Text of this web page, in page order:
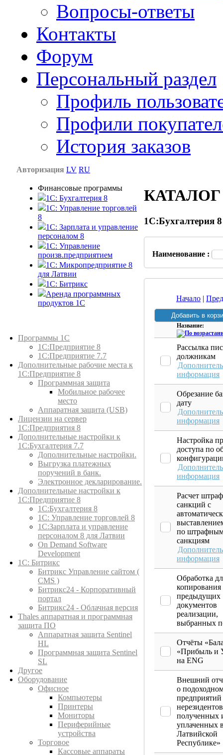
Вопросы-ответы
Контакты
Форум
Персональный раздел
Профиль
Профили
История заказов
Авторизация LV RU
Финансовые программы
1С: Бухгалтерия 8
1C: Управление торговлей
8
1C: Зарплата и управление
персоналом 8
1C: Управление
произв.предприятием
1С: Микропредприятие 8
для Латвии
1C: Битрикс
Аренда программных
продуктов 1С
Программы 1С
1С:Предприятие 8
1С:Предприятие 7.7
Дополнительные рабочие места к
1С:Предприятие 8
Программная защита
Мобильное рабочее
место
Аппаратная защита (USB)
Лицензии на сервер
1С:Предприятия 8
Дополнительные настройки к
1С:Бухгалтерия 7.7
Дополнительные настройки.
Выгрузка платежных
поручений в банк.
Электронное декларирование.
Дополнительные настройки к
1С:Предприятие 8
1С:Бухгалтерия 8
1C: Управление торговлей 8
1С:Зарплата и управление
персоналом 8 для Латвии
On Demand Software
Development
1С: Битрикс
Битрикс Управление сайтом (
CMS )
Битрикс24 - Корпоративный
портал
Битрикс24 - Облачная версия
Thales аппаратная и программная
защита ПО
Аппаратная защита Sentinel
HL
Программная защита Sentinel
SL
Другое
Оборудование
Офисное
Компьютеры
Принтеры
Мониторы
Периферийные
устройства
Торговое
Кассовые аппараты
КАТАЛОГ
1С:Бухгалтерия 8
Наименование :
Начало |
Название:
Рассылка
должникам
информация
Обрезание
дату
информация
Настройка
доступа по
информация
Расчет
санкций с
по
санкциям
информация
Обработка
копирования
предыдущих
документов
реализации,
выбранных
Отчёты
«Прибыль и
на ENG
Внешний
о
предприятий
полученных
уплаченных
Латвийской
Республике»